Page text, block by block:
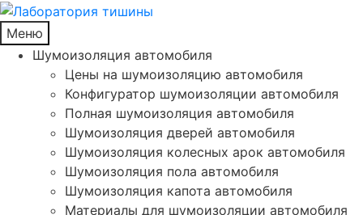
Меню
Шумоизоляция автомобиля
Цены на шумоизоляцию автомобиля
Конфигуратор шумоизоляции автомобиля
Полная шумоизоляция автомобиля
Шумоизоляция дверей автомобиля
Шумоизоляция колесных арок автомобиля
Шумоизоляция пола автомобиля
Шумоизоляция капота автомобиля
Материалы для шумоизоляции автомобиля